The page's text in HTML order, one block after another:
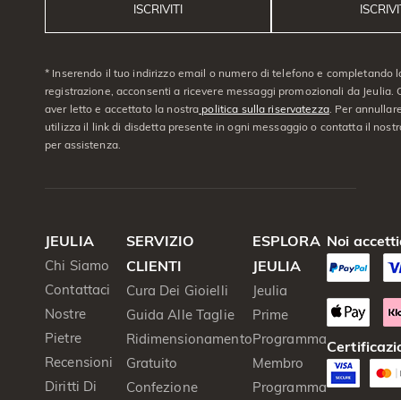
ISCRIVITI
* Inserendo il tuo indirizzo email o numero di telefono e completando
registrazione, acconsenti a ricevere messaggi promozionali da Jeulia.
aver letto e accettato la nostra politica sulla riservatezza. Per
utilizza il link di disdetta presente in ogni messaggio o contatta il
per assistenza.
JEULIA
Chi Siamo
Contattaci
Nostre
Pietre
Recensioni
Diritti Di
SERVIZIO
CLIENTI
Cura Dei Gioielli
Guida Alle Taglie
Ridimensionamento
Gratuito
Confezione
ESPLORA
JEULIA
Jeulia
Prime
Programma
Membro
Programma
Noi